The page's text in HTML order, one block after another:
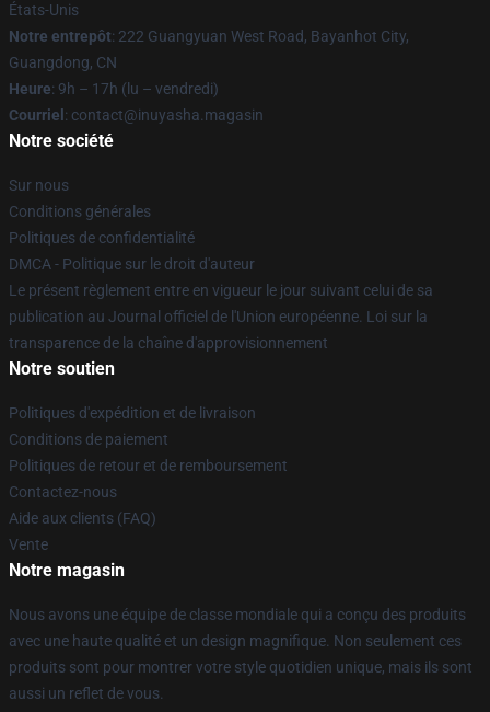
États-Unis
Notre entrepôt: 222 Guangyuan West Road, Bayanhot City,
Guangdong, CN
Heure: 9h – 17h (lu – vendredi)
Courriel : contact@inuyasha.magasin
Notre société
Sur nous
Conditions générales
Politiques de confidentialité
DMCA - Politique sur le droit d'auteur
Le présent règlement entre en vigueur le jour suivant celui de sa
publication au Journal officiel de l'Union européenne. Loi sur la
transparence de la chaîne d'approvisionnement
Notre soutien
Politiques d'expédition et de livraison
Conditions de paiement
Politiques de retour et de remboursement
Contactez-nous
Aide aux clients (FAQ)
Vente
Notre magasin
Nous avons une équipe de classe mondiale qui a conçu des produits
avec une haute qualité et un design magnifique. Non seulement ces
produits sont pour montrer votre style quotidien unique, mais ils sont
aussi un reflet de vous.